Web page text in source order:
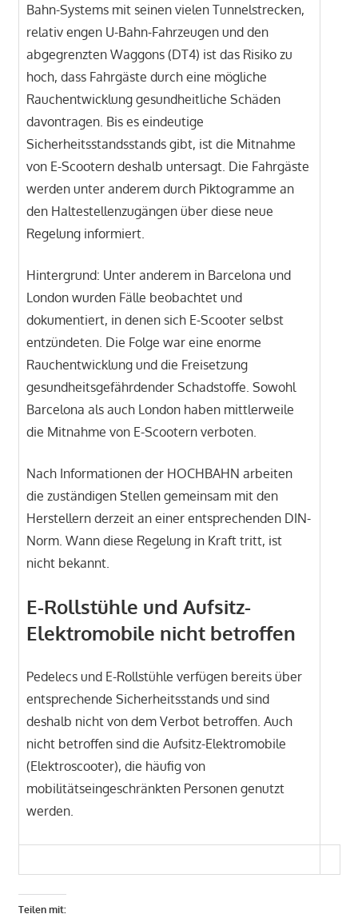
Bahn-Systems mit seinen vielen Tunnelstrecken,
relativ engen U-Bahn-Fahrzeugen und den
abgegrenzten Waggons (DT4) ist das Risiko zu
hoch, dass Fahrgäste durch eine mögliche
Rauchentwicklung gesundheitliche Schäden
davontragen. Bis es eindeutige
Sicherheitsstandsstands gibt, ist die Mitnahme
von E-Scootern deshalb untersagt. Die Fahrgäste
werden unter anderem durch Piktogramme an
den Haltestellenzugängen über diese neue
Regelung informiert.
Hintergrund: Unter anderem in Barcelona und
London wurden Fälle beobachtet und
dokumentiert, in denen sich E-Scooter selbst
entzündeten. Die Folge war eine enorme
Rauchentwicklung und die Freisetzung
gesundheitsgefährdender Schadstoffe. Sowohl
Barcelona als auch London haben mittlerweile
die Mitnahme von E-Scootern verboten.
Nach Informationen der HOCHBAHN arbeiten
die zuständigen Stellen gemeinsam mit den
Herstellern derzeit an einer entsprechenden DIN-
Norm. Wann diese Regelung in Kraft tritt, ist
nicht bekannt.
E-Rollstühle und Aufsitz-
Elektromobile nicht betroffen
Pedelecs und E-Rollstühle verfügen bereits über
entsprechende Sicherheitsstands und sind
deshalb nicht von dem Verbot betroffen. Auch
nicht betroffen sind die Aufsitz-Elektromobile
(Elektroscooter), die häufig von
mobilitätseingeschränkten Personen genutzt
werden.
Teilen mit: